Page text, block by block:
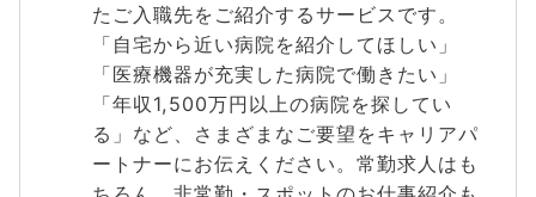
たご入職先をご紹介するサービスです。
「自宅から近い病院を紹介してほしい」
「医療機器が充実した病院で働きたい」
「年収1,500万円以上の病院を探してい
る」など、さまざまなご要望をキャリアパ
ートナーにお伝えください。常勤求人はも